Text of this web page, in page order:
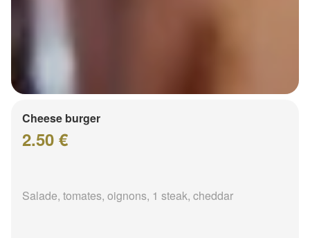
Cheese burger
2.50 €
Salade, tomates, oignons, 1 steak, cheddar